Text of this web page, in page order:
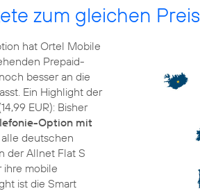
zum gleichen Preis
hat Ortel Mobile
Prepaid-
besser an die
Ein Highlight der
EUR): Bisher
Option mit
deutschen
der Allnet Flat S
ihre mobile
ist die Smart